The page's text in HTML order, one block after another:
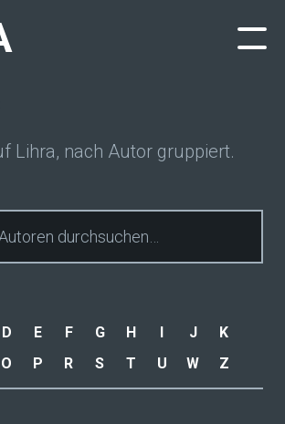
Lihra, nach Autor gruppiert.
D E F G H I J
K
O P R S T U W Z